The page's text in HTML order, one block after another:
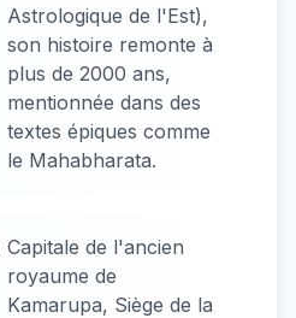
Astrologique de l'Est),
son histoire remonte à
plus de 2000 ans,
mentionnée dans des
textes épiques comme
le Mahabharata.
Capitale de l'ancien
royaume de
Kamarupa, Siège de la